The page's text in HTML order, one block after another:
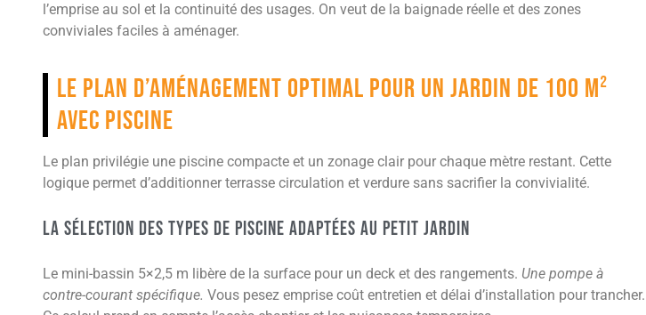
l’emprise au sol et la continuité des usages. On veut de la baignade réelle et des zones
conviviales faciles à aménager.
Le plan d’aménagement optimal pour un jardin de 100 m²
avec piscine
Le plan privilégie une piscine compacte et un zonage clair pour chaque mètre restant. Cette
logique permet d’additionner terrasse circulation et verdure sans sacrifier la convivialité.
La sélection des types de piscine adaptées au petit jardin
Le mini-bassin 5×2,5 m libère de la surface pour un deck et des rangements. Une pompe à
contre-courant spécifique. Vous pesez emprise coût entretien et délai d’installation pour trancher.